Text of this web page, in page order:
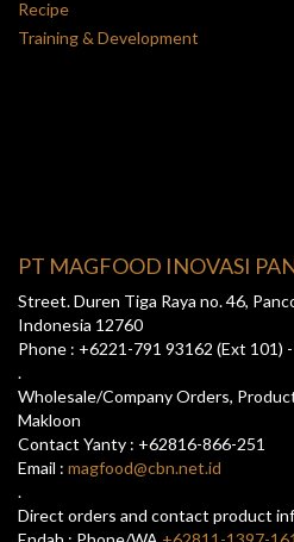
Recipe
Training & Development
PT MAGFOOD INOVASI
Street. Duren Tiga Raya no. 46,
Indonesia 12760
Phone : +6221-791 93162 (Ext 101)
.
Wholesale/Company Orders,
Makloon
Contact Yanty : +62816-866-251
Email : magfood@cbn.net.id
.
Direct orders and contact product